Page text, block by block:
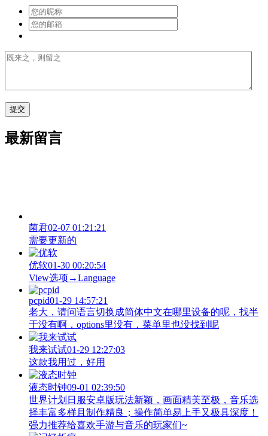
最新留言
菌君02-07 01:21:21
需要更新的
优软01-30 00:20:54
View‌选项→Language
pcpid01-29 14:57:21
老大，请问语言切换成简体中文在哪里设备的呢，找半
于没有啊，options里没有，菜单里也没找到呢
我来试试01-29 12:27:03
这款我用过，好用
液态时钟09-01 02:39:50
世界计划日服安卓版玩法新颖，画面精美至极，音乐选
择丰富多样且制作精良；操作简单易上手又极具深度！
强力推荐给喜欢手游与音乐的玩家们~